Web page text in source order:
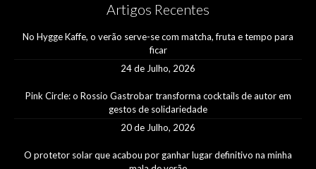
Artigos Recentes
No Hygge Kaffe, o verão serve-se com matcha, fruta e tempo para
ficar
24 de Julho, 2026
Pink Circle: o Rossio Gastrobar transforma cocktails de autor em
gestos de solidariedade
20 de Julho, 2026
O protetor solar que acabou por ganhar lugar definitivo na minha